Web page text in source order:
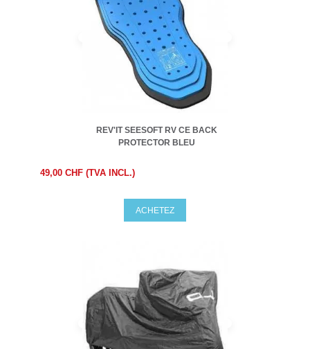
REV'IT SEESOFT RV CE BACK
PROTECTOR BLEU
49,00 CHF (TVA INCL.)
ACHETEZ